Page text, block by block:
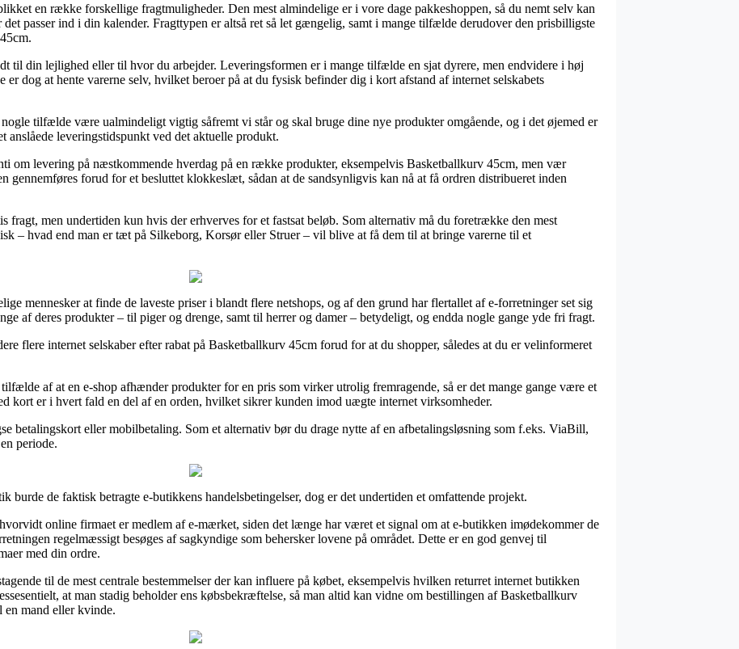
en række forskellige fragtmuligheder. Den mest almindelige er i vore dage pakkeshoppen, så du nemt selv kan
passer ind i din kalender. Fragttypen er altså ret så let gængelig, samt i mange tilfælde derudover den prisbilligste
til din lejlighed eller til hvor du arbejder. Leveringsformen er i mange tilfælde en sjat dyrere, men endvidere i høj
er dog at hente varerne selv, hvilket beroer på at du fysisk befinder dig i kort afstand af internet selskabets
tilfælde være ualmindeligt vigtig såfremt vi står og skal bruge dine nye produkter omgående, og i det øjemed er
anslåede leveringstidspunkt ved det aktuelle produkt.
om levering på næstkommende hverdag på en række produkter, eksempelvis Basketballkurv 45cm, men vær
gennemføres forud for et besluttet klokkeslæt, sådan at de sandsynligvis kan nå at få ordren distribueret inden
fragt, men undertiden kun hvis der erhverves for et fastsat beløb. Som alternativ må du foretrække den mest
– hvad end man er tæt på Silkeborg, Korsør eller Struer – vil blive at få dem til at bringe varerne til et
mennesker at finde de laveste priser i blandt flere netshops, og af den grund har flertallet af e-forretninger set sig
af deres produkter – til piger og drenge, samt til herrer og damer – betydeligt, og endda nogle gange yde fri fragt.
flere internet selskaber efter rabat på Basketballkurv 45cm forud for at du shopper, således at du er velinformeret
af at en e-shop afhænder produkter for en pris som virker utrolig fremragende, så er det mange gange være et
kort er i hvert fald en del af en orden, hvilket sikrer kunden imod uægte internet virksomheder.
betalingskort eller mobilbetaling. Som et alternativ bør du drage nytte af en afbetalingsløsning som f.eks. ViaBill,
periode.
burde de faktisk betragte e-butikkens handelsbetingelser, dog er det undertiden et omfattende projekt.
online firmaet er medlem af e-mærket, siden det længe har været et signal om at e-butikken imødekommer de
regelmæssigt besøges af sagkyndige som behersker lovene på området. Dette er en god genvej til
med din ordre.
til de mest centrale bestemmelser der kan influere på købet, eksempelvis hvilken returret internet butikken
at man stadig beholder ens købsbekræftelse, så man altid kan vidne om bestillingen af Basketballkurv
en mand eller kvinde.